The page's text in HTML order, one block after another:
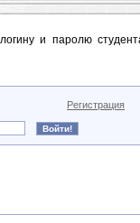
и паролю
Регистрация